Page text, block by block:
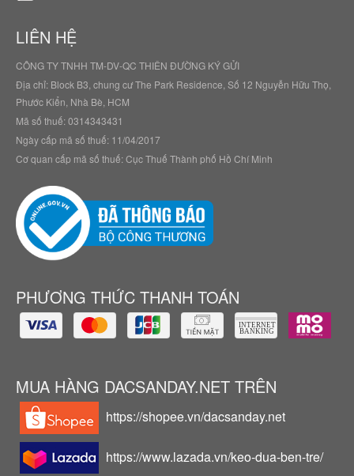
LIÊN HỆ
CÔNG TY TNHH TM-DV-QC THIÊN ĐƯỜNG KÝ GỬI
Địa chỉ: Block B3, chung cư The Park Residence, Số 12 Nguyễn Hữu Thọ,
Phước Kiển, Nhà Bè, HCM
Mã số thuế: 0314343431
Ngày cấp mã số thuế: 11/04/2017
Cơ quan cấp mã số thuế: Cục Thuế Thành phố Hồ Chí Minh
PHƯƠNG THỨC THANH TOÁN
MUA HÀNG DACSANDAY.NET TRÊN
https://shopee.vn/dacsanday.net
https://www.lazada.vn/keo-dua-ben-tre/